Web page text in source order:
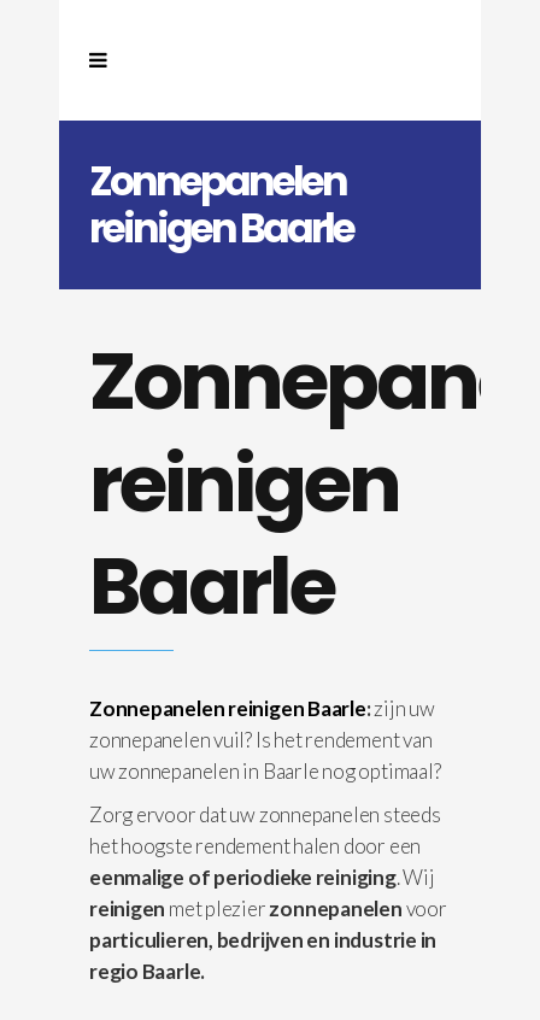
Zonnepanelen
reinigen Baarle
reinigen
Baarle
Zonnepanelen reinigen Baarle:zijn uw
zonnepanelen vuil? Is het rendement van
uw zonnepanelen in Baarle nog optimaal?
Zorg ervoor dat uw zonnepanelen steeds
het hoogste rendement halen door een
eenmalige of periodieke reiniging. Wij
reinigen met plezierzonnepanelenvoor
particulieren, bedrijven en industrie in
regio Baarle.